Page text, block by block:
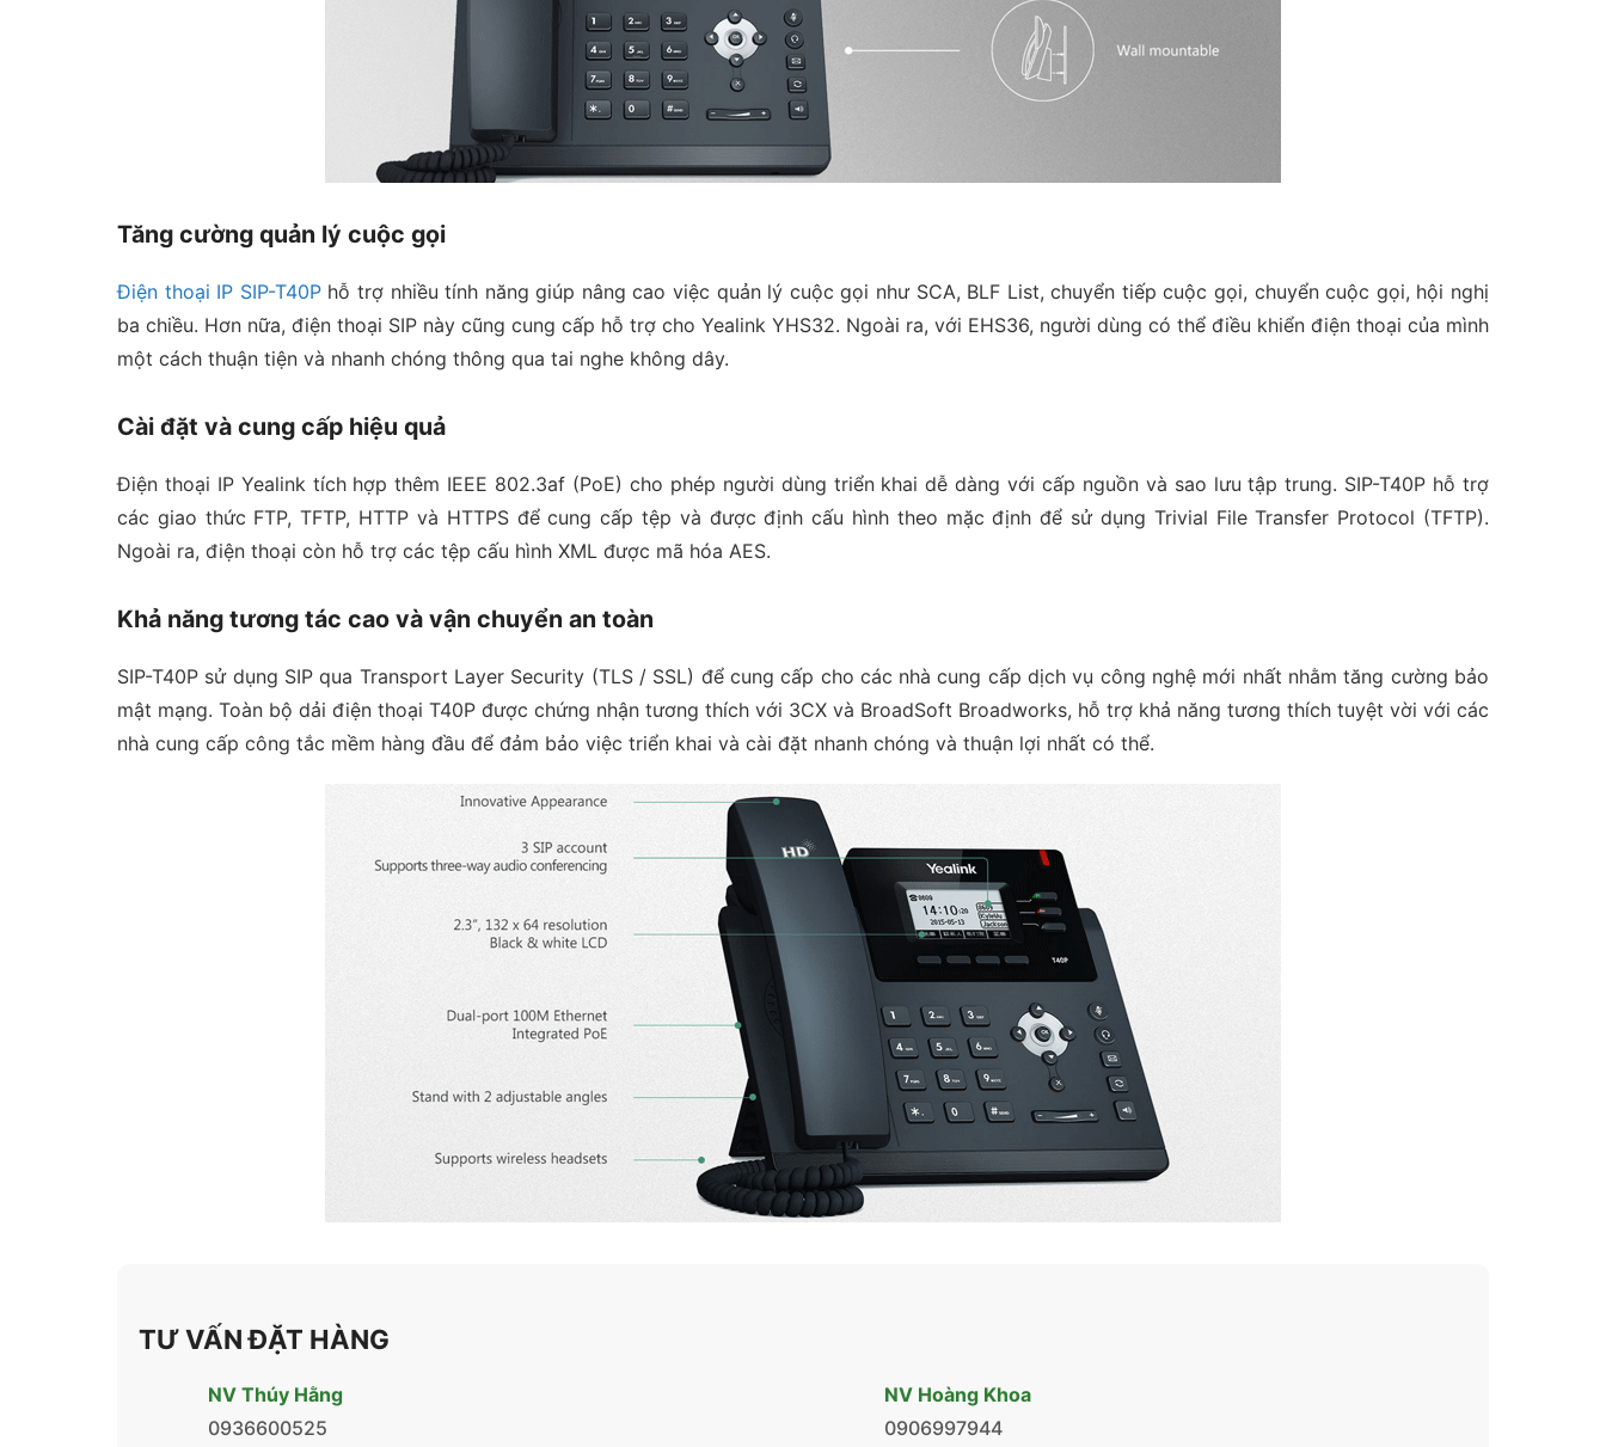
Tăng cường quản lý cuộc gọi
Điện thoại IP SIP-T40Phỗ trợ nhiều tính năng giúp nâng cao việc quản lý cuộc gọi như SCA, BLF List, chuyển tiếp cuộc gọi, chuyển cuộc gọi, hội nghị
ba chiều. Hơn nữa, điện thoại SIP này cũng cung cấp hỗ trợ cho Yealink YHS32. Ngoài ra, với EHS36, người dùng có thể điều khiển điện thoại của mình
một cách thuận tiện và nhanh chóng thông qua tai nghe không dây.
Cài đặt và cung cấp hiệu quả
Điện thoại IP Yealink tích hợp thêm IEEE 802.3af (PoE) cho phép người dùng triển khai dễ dàng với cấp nguồn và sao lưu tập trung. SIP-T40P hỗ trợ
các giao thức FTP, TFTP, HTTP và HTTPS để cung cấp tệp và được định cấu hình theo mặc định để sử dụng Trivial File Transfer Protocol (TFTP).
Ngoài ra, điện thoại còn hỗ trợ các tệp cấu hình XML được mã hóa AES.
Khả năng tương tác cao và vận chuyển an toàn
SIP-T40P sử dụng SIP qua Transport Layer Security (TLS / SSL) để cung cấp cho các nhà cung cấp dịch vụ công nghệ mới nhất nhằm tăng cường bảo
mật mạng. Toàn bộ dải điện thoại T40P được chứng nhận tương thích với 3CX và BroadSoft Broadworks, hỗ trợ khả năng tương thích tuyệt vời với các
nhà cung cấp công tắc mềm hàng đầu để đảm bảo việc triển khai và cài đặt nhanh chóng và thuận lợi nhất có thể.
TƯ VẤN ĐẶT HÀNG
NV Thúy Hằng
0936600525
NV Hoàng Khoa
0906997944